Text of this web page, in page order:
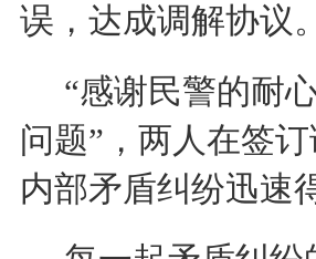
误，达成调解协议
“感谢民警的耐
问题”，两人在签
内部矛盾纠纷迅速